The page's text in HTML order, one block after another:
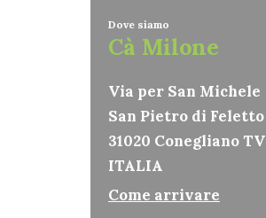
Dove siamo
Cà Milone
Via per San Michele
San Pietro di Feletto
31020 Conegliano TV
ITALIA
Come arrivare